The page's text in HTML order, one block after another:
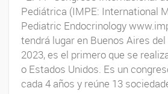
Pediátrica (IMPE: International
Pediatric Endocrinology
tendrá lugar en Buenos Aires
2023, es el primero que se
o Estados Unidos. Es un
cada 4 años y reúne 13